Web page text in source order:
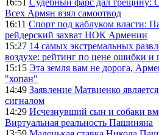
Всех Армян взял самоотвод
16:11 Спорт под каблуком власти:
рейдерский захват НОК Армении
15:27 14 самых экстремальных
воздухе: рейтинг по цене ошибки и
15:15 Эта земля вам не дорога,
"хопан"
14:49 Заявление Матвиенко
сигналом
14:29 Исчезнувший сын и собаки
Виртуальная реальность Пашиняна